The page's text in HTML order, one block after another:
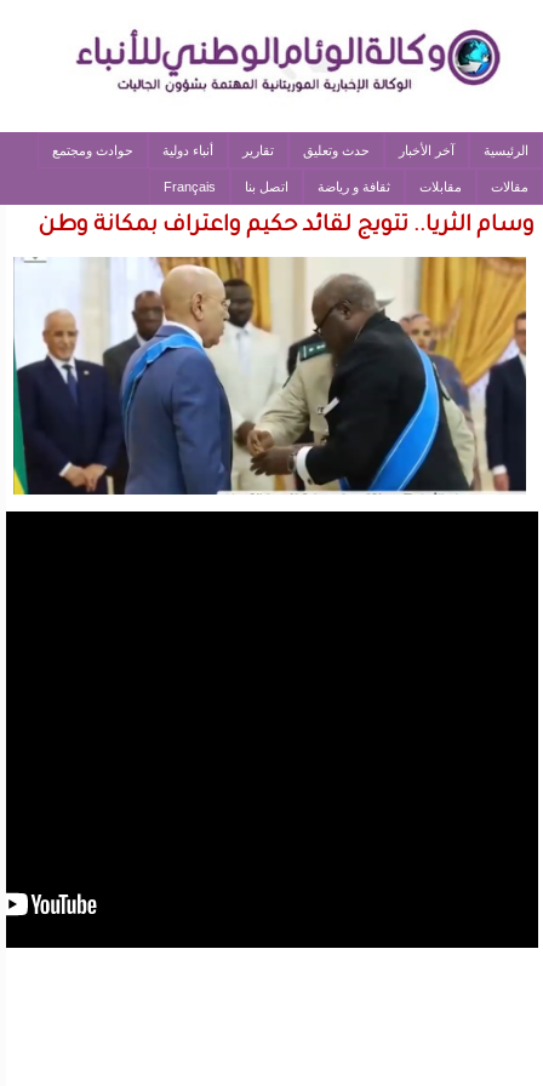
الرئيسية آخر الأخبار حدث وتعليق تقارير أنباء دولية حوادث ومجتمع
مقالات مقابلات ثقافة و رياضة اتصل بنا Français
وسام الثريا.. تتويج لقائد حكيم واعتراف بمكانة وطن